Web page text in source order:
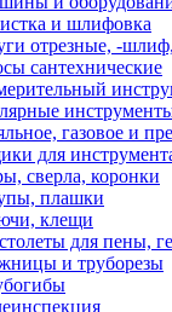
и шлифовка
отрезные, -шлиф,
сантехнические
газовое и
для
сверла, коронки
плашки
клещи
для пены,
и труборезы